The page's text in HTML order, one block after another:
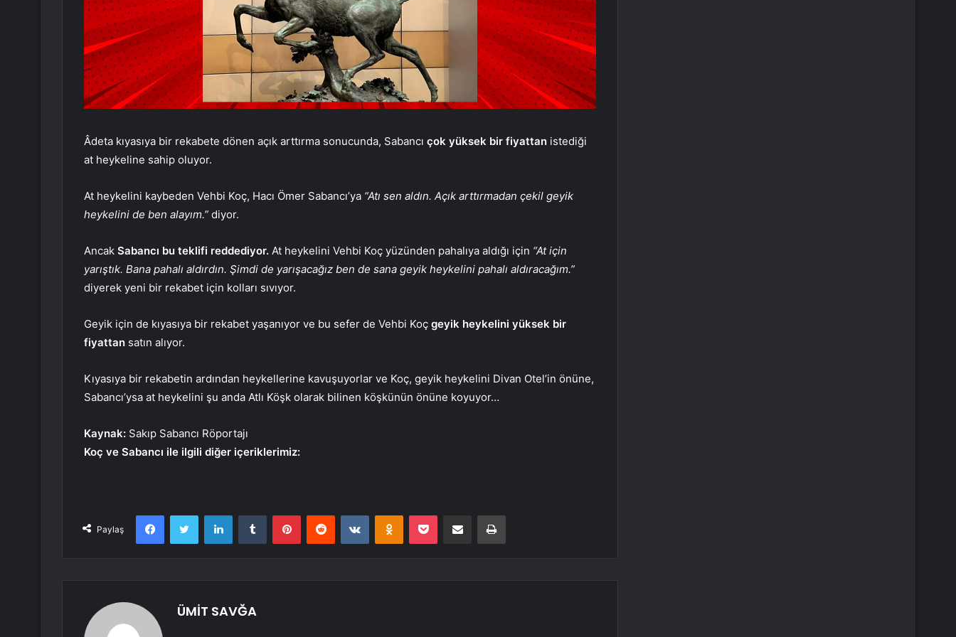
Âdeta kıyasıya bir rekabete dönen açık arttırma sonucunda, Sabancı çok yüksek bir fiyattan istediği
at heykeline sahip oluyor.
At heykelini kaybeden Vehbi Koç, Hacı Ömer Sabancı’ya “Atı sen aldın. Açık arttırmadan çekil geyik
heykelini de ben alayım.” diyor.
Ancak Sabancı bu teklifi reddediyor. At heykelini Vehbi Koç yüzünden pahalıya aldığı için “At için
yarıştık. Bana pahalı aldırdın. Şimdi de yarışacağız ben de sana geyik heykelini pahalı aldıracağım.”
diyerek yeni bir rekabet için kolları sıvıyor.
Geyik için de kıyasıya bir rekabet yaşanıyor ve bu sefer de Vehbi Koç geyik heykelini yüksek bir
fiyattan satın alıyor.
Kıyasıya bir rekabetin ardından heykellerine kavuşuyorlar ve Koç, geyik heykelini Divan Otel’in önüne,
Sabancı’ysa at heykelini şu anda Atlı Köşk olarak bilinen köşkünün önüne koyuyor…
Kaynak: Sakıp Sabancı Röportajı
Koç ve Sabancı ile ilgili diğer içeriklerimiz:
Paylaş
FacebookTwitter LinkedInTumblr PinterestReddit VKontakteOdnoklassniki
Pocket E-Posta ile paylaş Yazdır
ÜMİT SAVĞA